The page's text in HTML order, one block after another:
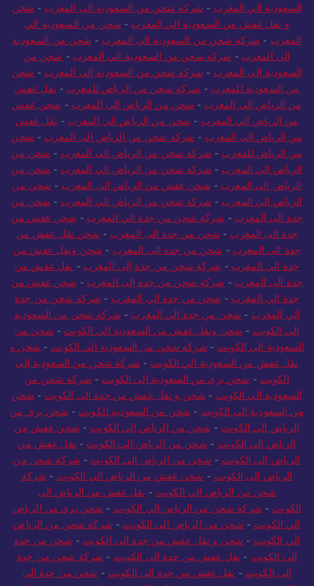
السعودية الي المغرب - شركة شحن من السعودية الى المغرب - شحن
و نقل عفش من السعودية الي المغرب - شحن من السعودية الي
المغرب - شركة شحن من السعودية الي المغرب - شحن من السعودية
الي المغرب - شركة شحن من السعودية الي المغرب - شحن من
السعودية إلى المغرب - شركة شحن من السعودية إلى المغرب - شحن
من السعودية للمغرب - شركة شحن من الرياض للمغرب - نقل عفش
من الرياض الى المغرب - شحن من الرياض الى المغرب - شحن عفش
من الرياض الي المغرب - شحن من الرياض الي المغرب - نقل عفش
من الرياض الى المغرب - شركة شحن من الرياض إلى المغرب - شحن
من الرياض للمغرب - شركة شحن من الرياض الى المغرب - شحن من
الرياض الي المغرب - شركة شحن من الرياض الي المغرب - شحن من
الرياض إلى المغرب - شحن عفش من الرياض الى المغرب - شحن من
الرياض الي المغرب - شركة شحن من الرياض الي المغرب - شحن من
جدة الى المغرب - شركة شحن من جدة الي المغرب - شحن عفش من
جدة الى المغرب - شحن من جدة الى المغرب - شحن نقل عفش من
جدة الى المغرب - شحن من جدة الى المغرب - شحن ونقل عفش من
جدة الي المغرب - شركة شحن من جدة إلى المغرب - نقل عفش من
جدة الى المغرب - شركة شحن من جدة إلى المغرب - شحن عفش من
جدة الي المغرب - شحن من جدة الي المغرب - شركة شحن من جدة
الي المغرب - شحن من جدة الي المغرب - شركة شحن من السعودية
الى الكويت - شحن ونقل عفش من السعودية الي الكويت - شحن من
السعودية الى الكويت - شركة شحن من السعودية الي الكويت - شحن و
نقل عفش من السعودية الي الكويت - شركة شحن من السعودية إلى
الكويت - شحن بري من السعودية إلى الكويت - شركة شحن من
السعودية الي الكويت - شحن و نقل عفش من جدة الى الكويت - شحن
من السعودية الي الكويت - شحن من السعودية للكويت - شحن بري من
الرياض الي الكويت - شحن من الرياض الي الكويت - شحن عفش من
الرياض الى الكويت - شحن من الرياض الى الكويت - نقل عفش من
الرياض الى الكويت - شحن من الرياض الى الكويت - شركة شحن من
الرياض إلى الكويت - شحن عفش من الرياض الي الكويت - شركة
شحن من الرياض الي الكويت - نقل عفش من الرياض الى
الكويت - شركة شحن من الرياض الي الكويت - شحن بري من الرياض
الي الكويت - شحن من الرياض الى الكويت - شركة شحن من الرياض
الي الكويت - شحن و نقل عفش من جدة الى الكويت - شحن من جدة
الى الكويت - نقل عفش من جدة الى الكويت - شركة شحن من جدة
إلى الكويت - نقل عفش من جدة الى الكويت - شحن من جدة الى